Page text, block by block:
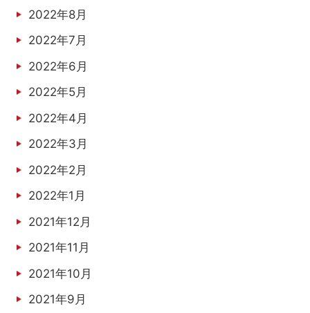
2022年8月
2022年7月
2022年6月
2022年5月
2022年4月
2022年3月
2022年2月
2022年1月
2021年12月
2021年11月
2021年10月
2021年9月